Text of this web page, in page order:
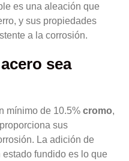
es una aleación que
y sus propiedades
a la corrosión.
sea
mínimo de 10.5% cromo,
sus
La adición de
fundido es lo que